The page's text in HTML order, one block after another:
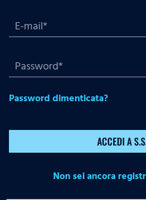
Password dimenticata?
ACCEDI A
Non sei ancora